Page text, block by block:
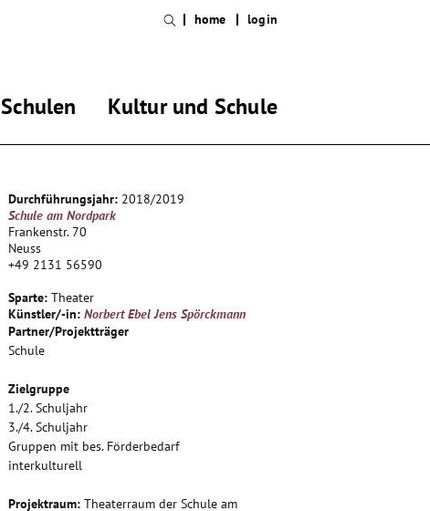
Schulen Kultur und Schule
home login
Durchführungsjahr: 2018/2019
Schule am Nordpark
Frankenstr. 70
Neuss
+49 2131 56590
Sparte: Theater
Künstler/-in: Norbert Ebel Jens Spörckmann
Partner/Projektträger
Schule
Zielgruppe
1./2. Schuljahr
3./4. Schuljahr
Gruppen mit bes. Förderbedarf
interkulturell
Projektraum: Theaterraum der Schule am